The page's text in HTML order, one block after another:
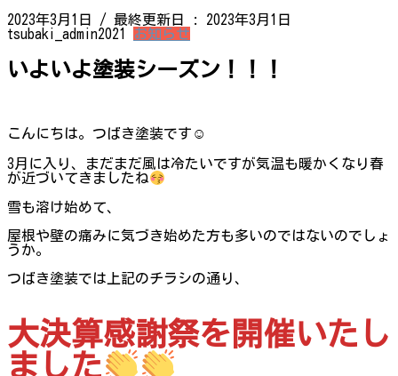
2023年3月1日
/ 最終更新日 : 2023年3月1日
tsubaki_admin2021
お知らせ
いよいよ塗装シーズン！！！
こんにちは。つばき塗装です☺
3月に入り、まだまだ風は冷たいですが気温も暖かくなり春
が近づいてきましたね
雪も溶け始めて、
屋根や壁の痛みに気づき始めた方も多いのではないのでしょ
うか。
つばき塗装では上記のチラシの通り、
大決算感謝祭を開催いたし
ました